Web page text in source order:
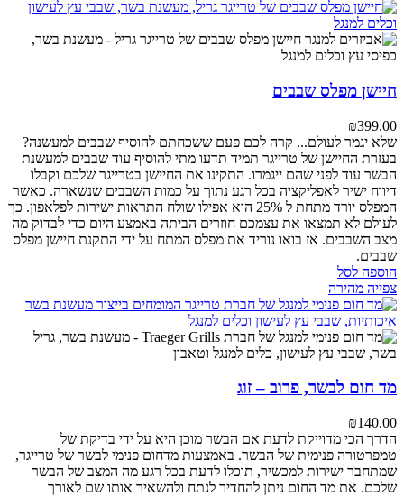
חיישן מפלס שבבים
₪399.00
שלא יגמר לעולם... קרה לכם פעם ששכחתם להוסיף שבבים למעשנה?
בעזרת החיישן של טרייגר תמיד תדעו מתי להוסיף עוד שבבים למעשנת
הבשר עוד לפני שהם ייגמרו. התקינו את החיישן בטרייגר שלכם וקבלו
דיווח ישיר לאפליקציה בכל רגע נתוך על כמות השבבים שנשארה. כאשר
המפלס יורד מתחת ל 25% הוא אפילו שולח התראות ישירות לפלאפון. כך
לעולם לא תמצאו את עצמכם חוזרים הביתה באמצע היום כדי לבדוק מה
מצב השבבים. אז בואו נוריד את מפלס המתח על ידי התקנת חיישן מפלס
שבבים.
הוספה לסל
צפייה מהירה
מד חום לבשר, פרוב – זוג
₪140.00
הדרך הכי מדוייקת לדעת אם הבשר מוכן היא על ידי בדיקת של
טמפרטורה פנימית של הבשר. באמצעות מדחום פנימי לבשר של טרייגר,
שמתחבר ישירות למכשיר, תוכלו לדעת בכל רגע מה המצב של הבשר
שלכם. את מד החום ניתן להחדיר לנתח ולהשאיר אותו שם לאורך